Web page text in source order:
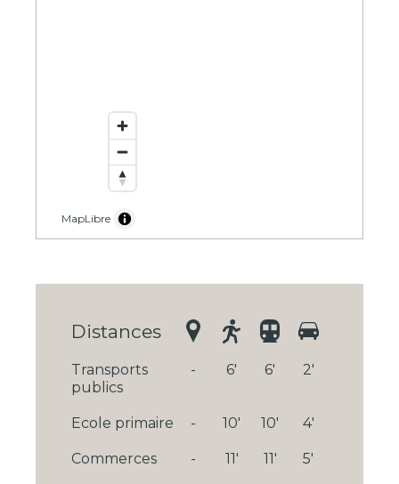
MapLibre
Distances
Transports
publics
- 6' 6' 2'
Ecole primaire - 10' 10' 4'
Commerces - 11' 11' 5'